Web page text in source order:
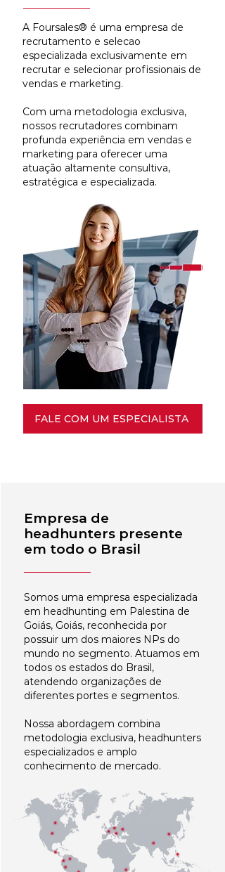
A Foursales® é uma empresa de
recrutamento e selecao
especializada exclusivamente em
recrutar e selecionar profissionais de
vendas e marketing.
Com uma metodologia exclusiva,
nossos recrutadores combinam
profunda experiência em vendas e
marketing para oferecer uma
atuação altamente consultiva,
estratégica e especializada.
FALE COM UM ESPECIALISTA
Empresa de
headhunters presente
em todo o Brasil
Somos uma empresa especializada
em headhunting em Palestina de
Goiás, Goiás, reconhecida por
possuir um dos maiores NPs do
mundo no segmento. Atuamos em
todos os estados do Brasil,
atendendo organizações de
diferentes portes e segmentos.
Nossa abordagem combina
metodologia exclusiva, headhunters
especializados e amplo
conhecimento de mercado.